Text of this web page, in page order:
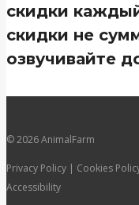
скидки
скидки не
озвучивайте
© 2026 AnimalFarm
Privacy Policy | Cookies
Accessibility